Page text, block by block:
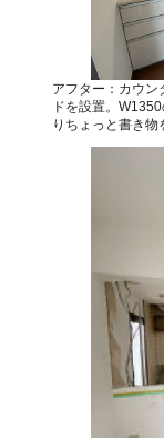
アフター：カウン
ドを設置。
りちょっと書き物